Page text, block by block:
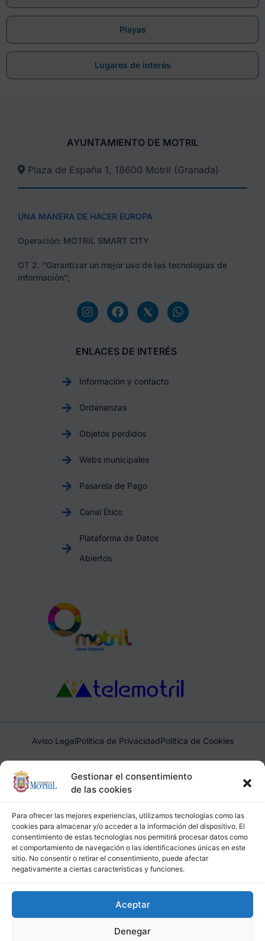
Gestionar el consentimiento
de las cookies
Para ofrecer las mejores experiencias, utilizamos tecnologías como las
cookies para almacenar y/o acceder a la información del dispositivo. El
consentimiento de estas tecnologías nos permitirá procesar datos como
el comportamiento de navegación o las identificaciones únicas en este
sitio. No consentir o retirar el consentimiento, puede afectar
negativamente a ciertas características y funciones.
Aceptar
Denegar
Playas
Lugares de interés
AYUNTAMIENTO DE MOTRIL
Plaza de España 1, 18600 Motril (Granada)​
UNA MANERA DE HACER EUROPA
Operación: MOTRIL SMART CITY
OT 2. “Garantizar un mejor uso de las tecnologías de
información”;
ENLACES DE INTERÉS
Información y contacto
Ordenanzas
Objetos perdidos
Webs municipales
Pasarela de Pago
Canal Ético
Plataforma de Datos
Abiertos
Aviso LegalPolítica de PrivacidadPolítica de Cookies
Ayuntamiento de Motril, Plaza de España, 1, 18600, Motril,
(Granada), CIF: P1814200J, DIR3: L01181400